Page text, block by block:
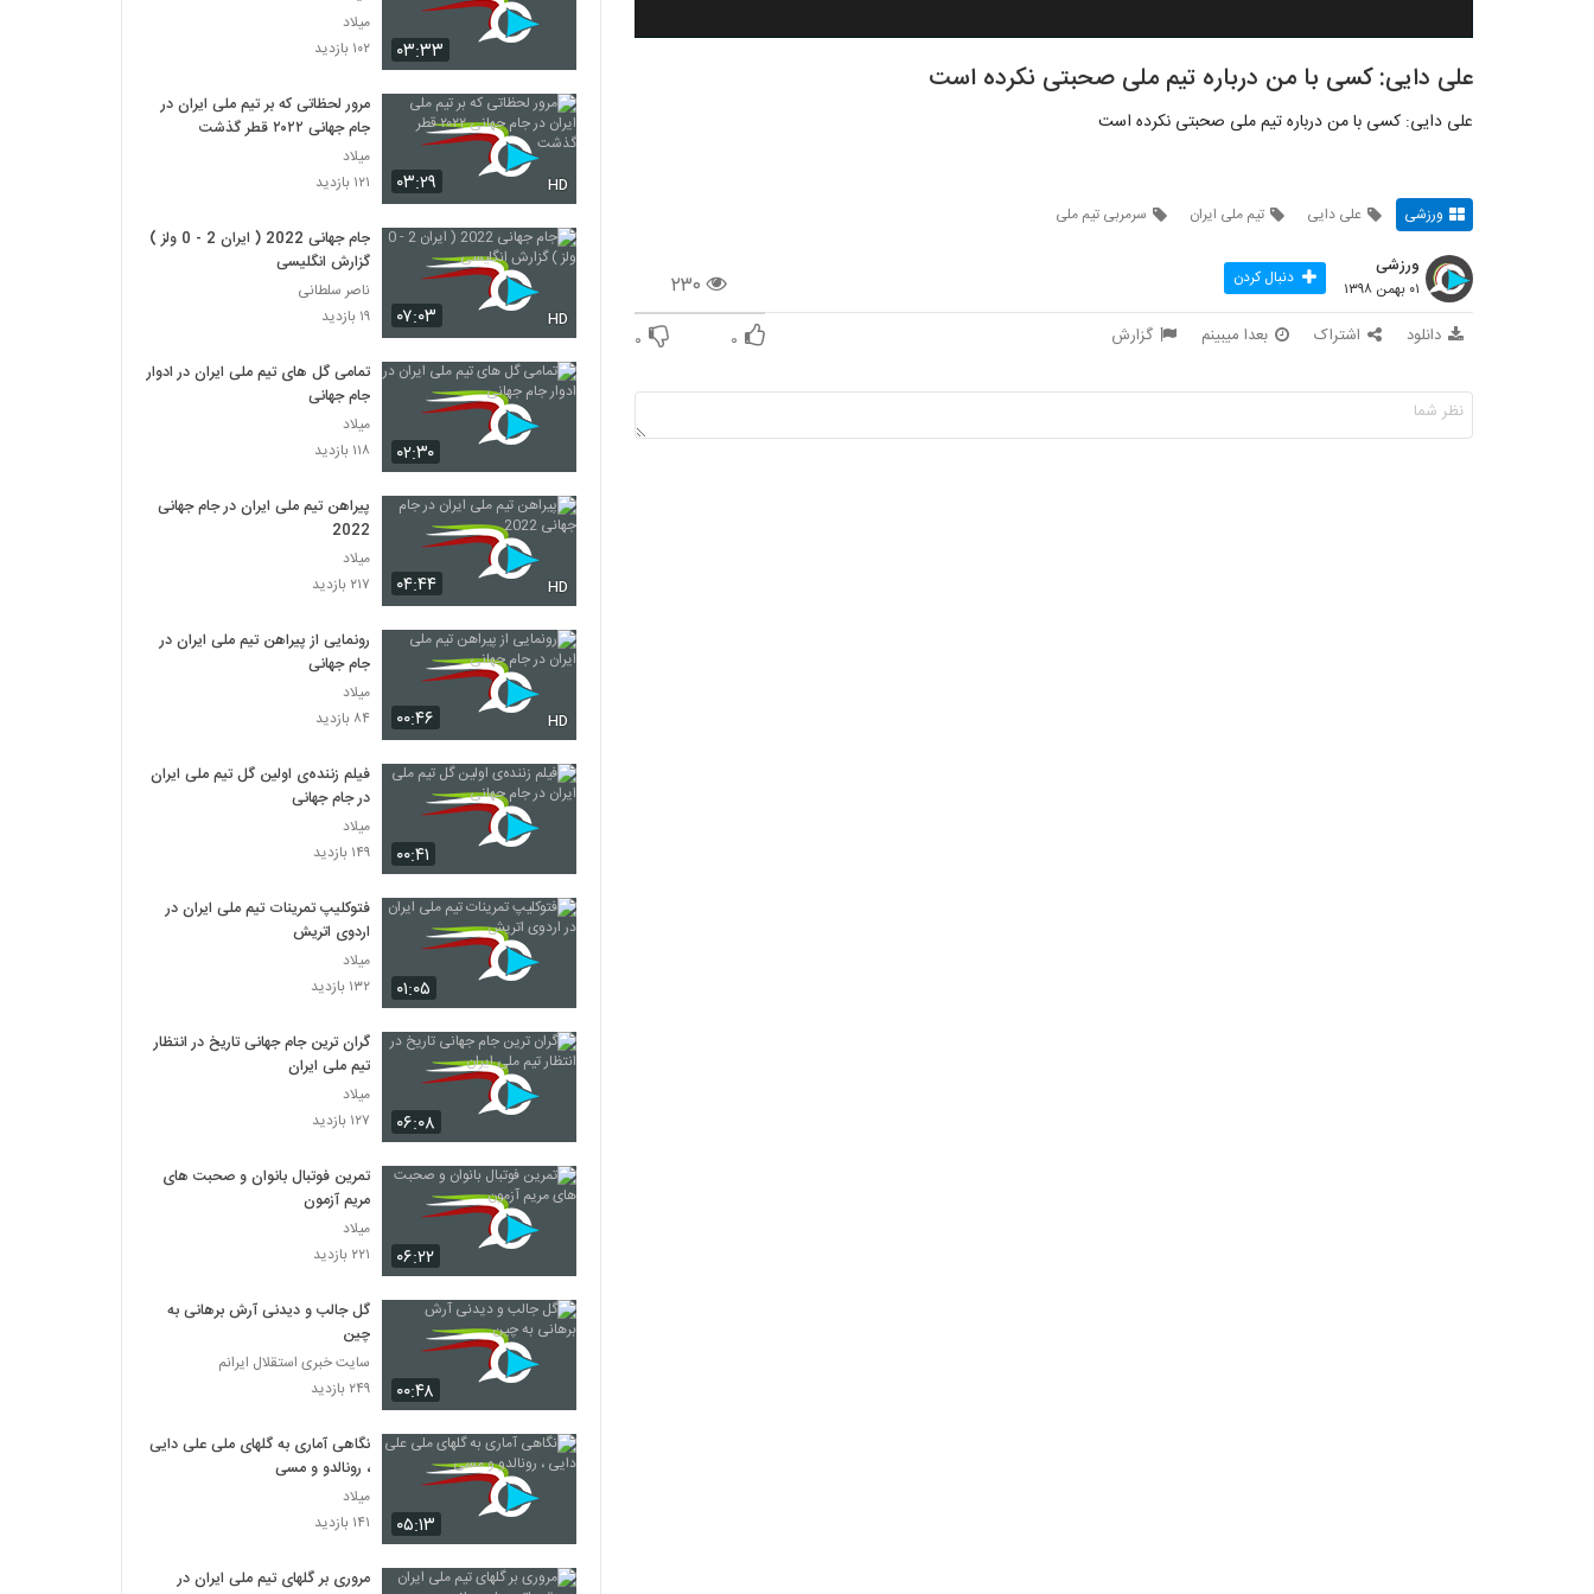
علی دایی: کسی با من درباره تیم ملی صحبتی نکرده است
علی دایی: کسی با من درباره تیم ملی صحبتی نکرده است
ورزشی علی دایی تیم ملی ایران سرمربی تیم ملی
۲۳۰
ورزشی
۰۱ بهمن ۱۳۹۸ دنبال کردن
دانلود اشتراک بعدا میبینم گزارش ۰ ۰
۰۳:۳۳
میلاد
۱۰۲ بازدید
۰۳:۲۹ HD
مرور لحظاتی که بر تیم ملی ایران در
جام جهانی ۲۰۲۲ قطر گذشت
میلاد
۱۲۱ بازدید
۰۷:۰۳ HD
جام جهانی 2022 ( ایران 2 - 0 ولز )
گزارش انگلیسی
ناصر سلطانی
۱۹ بازدید
۰۲:۳۰
تمامی گل های تیم ملی ایران در ادوار
جام جهانی
میلاد
۱۱۸ بازدید
۰۴:۴۴ HD
پیراهن تیم ملی ایران در جام جهانی
2022
میلاد
۲۱۷ بازدید
۰۰:۴۶ HD
رونمایی از پیراهن تیم ملی ایران در
جام جهانی
میلاد
۸۴ بازدید
۰۰:۴۱
فیلم زننده‌ی اولین گل تیم ملی ایران
در جام جهانی
میلاد
۱۴۹ بازدید
۰۱:۰۵
فتوکلیپ تمرینات تیم ملی ایران در
اردوی اتریش
میلاد
۱۳۲ بازدید
۰۶:۰۸
گران ترین جام جهانی تاریخ در انتظار
تیم ملی ایران
میلاد
۱۲۷ بازدید
۰۶:۲۲
تمرین فوتبال بانوان و صحبت‌ های
مریم آزمون
میلاد
۲۲۱ بازدید
۰۰:۴۸
گل جالب و دیدنی آرش برهانی به
چین
سایت خبری استقلال ایرانم
۲۴۹ بازدید
۰۵:۱۳
نگاهی آماری به گلهای ملی علی دایی
، رونالدو و مسی
میلاد
۱۴۱ بازدید
مروری بر گلهای تیم ملی ایران در